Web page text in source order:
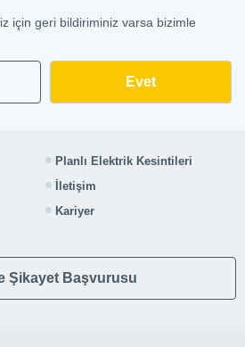
için geri bildiriminiz varsa bizimle
Planlı Elektrik Kesintileri
İletişim
Kariyer
Şikayet Başvurusu